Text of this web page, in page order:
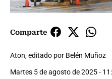
Comparte
Aton, editado por Belén Muñoz
Martes 5 de agosto de 2025 -